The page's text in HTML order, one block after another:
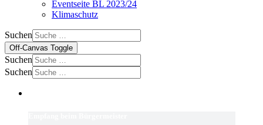
Eventseite BL 2023/24
Klimaschutz
Suchen
Off-Canvas Toggle
Suchen
Suchen